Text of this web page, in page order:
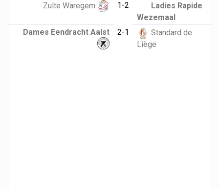
Zulte Waregem
1-2
Ladies Rapide
Wezemaal
Dames Eendracht Aalst
2-1
Standard de
Liège